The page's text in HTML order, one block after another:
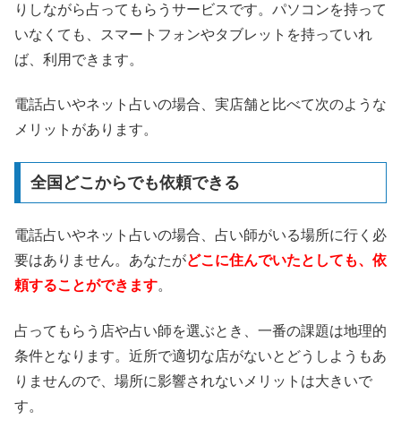
りしながら占ってもらうサービスです。パソコンを持って
いなくても、スマートフォンやタブレットを持っていれ
ば、利用できます。
電話占いやネット占いの場合、実店舗と比べて次のような
メリットがあります。
全国どこからでも依頼できる
電話占いやネット占いの場合、占い師がいる場所に行く必
要はありません。あなたがどこに住んでいたとしても、依
頼することができます。
占ってもらう店や占い師を選ぶとき、一番の課題は地理的
条件となります。近所で適切な店がないとどうしようもあ
りませんので、場所に影響されないメリットは大きいで
す。